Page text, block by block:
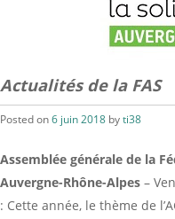
Actualités de la FAS
Posted on6 juin 2018 byti38
Assemblée générale de la
Auvergne-Rhône-Alpes –
: Cette année, le thème de